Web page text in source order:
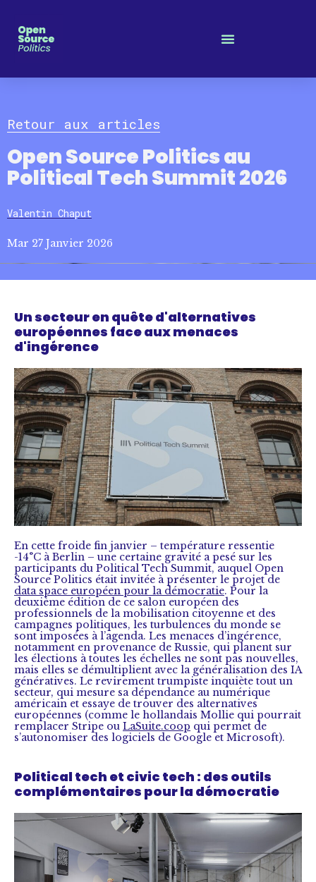
Retour aux articles
Open Source Politics au
Political Tech Summit 2026
Valentin Chaput
Mar 27 Janvier 2026
Un secteur en quête d'alternatives
européennes face aux menaces
d'ingérence
En cette froide fin janvier – température ressentie
-14°C à Berlin – une certaine gravité a pesé sur les
participants du Political Tech Summit, auquel Open
Source Politics était invitée à présenter le projet de
data space européen pour la démocratie. Pour la
deuxième édition de ce salon européen des
professionnels de la mobilisation citoyenne et des
campagnes politiques, les turbulences du monde se
sont imposées à l’agenda. Les menaces d’ingérence,
notamment en provenance de Russie, qui planent sur
les élections à toutes les échelles ne sont pas nouvelles,
mais elles se démultiplient avec la généralisation des IA
génératives. Le revirement trumpiste inquiète tout un
secteur, qui mesure sa dépendance au numérique
américain et essaye de trouver des alternatives
européennes (comme le hollandais Mollie qui pourrait
remplacer Stripe ou LaSuite.coop qui permet de
s’autonomiser des logiciels de Google et Microsoft).
Political tech et civic tech : des outils
complémentaires pour la démocratie